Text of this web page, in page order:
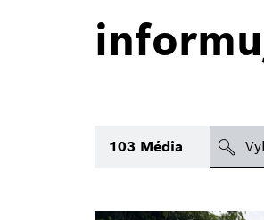
103 Média